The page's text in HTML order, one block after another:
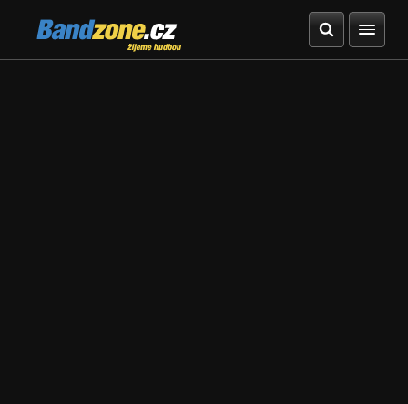
Bandzone.cz
žijeme hudbou